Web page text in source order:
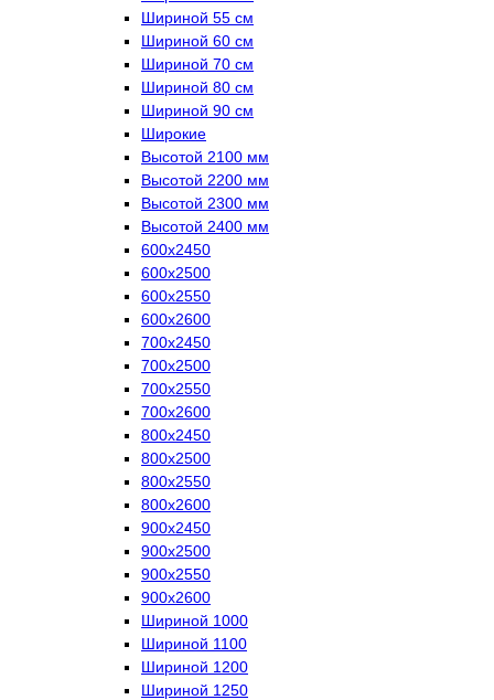
Шириной 55 см
Шириной 60 см
Шириной 70 см
Шириной 80 см
Шириной 90 см
Широкие
Высотой 2100 мм
Высотой 2200 мм
Высотой 2300 мм
Высотой 2400 мм
600х2450
600х2500
600х2550
600х2600
700х2450
700х2500
700х2550
700х2600
800х2450
800х2500
800х2550
800х2600
900х2450
900х2500
900х2550
900х2600
Шириной 1000
Шириной 1100
Шириной 1200
Шириной 1250